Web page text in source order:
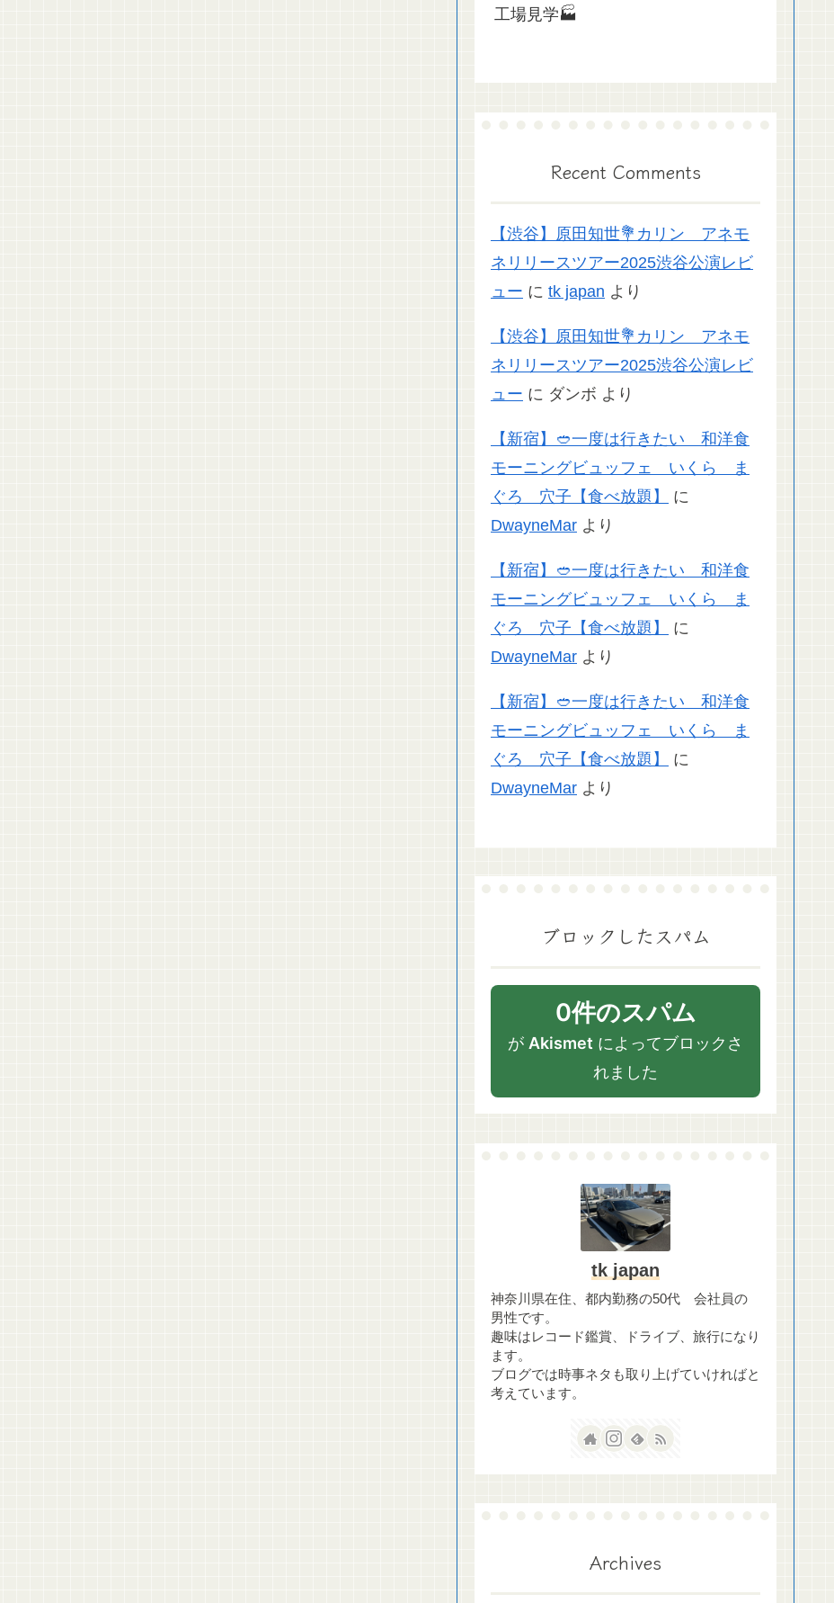
工場見学🏭
Recent Comments
【渋谷】原田知世💐カリン アネモ
ネリリースツアー2025渋谷公演レビ
ュー に tk japan より
【渋谷】原田知世💐カリン アネモ
ネリリースツアー2025渋谷公演レビ
ュー に ダンボ より
【新宿】🥙一度は行きたい 和洋食
モーニングビュッフェ いくら ま
ぐろ 穴子【食べ放題】
に
DwayneMar より
【新宿】🥙一度は行きたい 和洋食
モーニングビュッフェ いくら ま
ぐろ 穴子【食べ放題】
に
DwayneMar より
【新宿】🥙一度は行きたい 和洋食
モーニングビュッフェ いくら ま
ぐろ 穴子【食べ放題】
に
DwayneMar より
ブロックしたスパム
0件のスパム
が Akismet によってブロックさ
れました
tk japan
神奈川県在住、都内勤務の50代 会社員の
男性です。
趣味はレコード鑑賞、ドライブ、旅行になり
ます。
ブログでは時事ネタも取り上げていければと
考えています。
Archives